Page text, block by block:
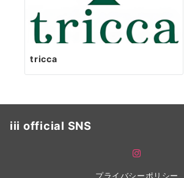
tricca
iii official SNS
プライバシーポリシー